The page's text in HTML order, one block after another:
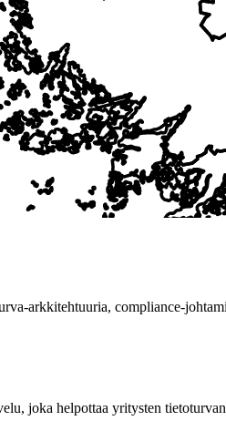
arkkitehtuuria, compliance-
joka helpottaa yritysten